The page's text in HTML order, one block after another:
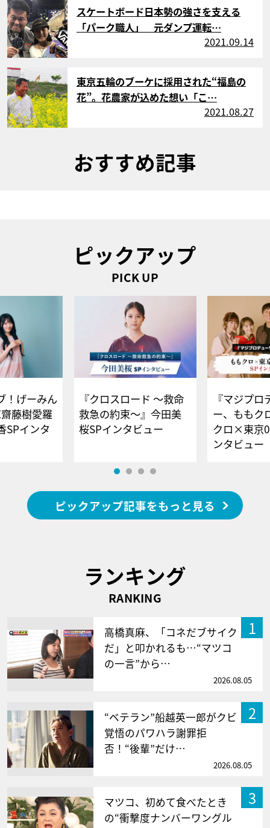
スケートボード日本勢の強さを支える
「パーク職人」 元ダンプ運転…
2021.09.14
東京五輪のブーケに採用された“福島の
花”。花農家が込めた想い「こ…
2021.08.27
おすすめ記事
ピックアップ
PICK UP
！げーみん
藤樹愛羅
SPインタ
『クロスロード ～救命
救急の約束～』今田美
桜SPインタビュー
『マジプロ
ー、ももク
クロ×東京
ンタビュー
ピックアップ記事をもっと見る
ランキング
RANKING
1
高橋真麻、「コネだブサイク
だ」と叩かれるも…“マツコ
の一言”から…
2026.08.05
2
“ベテラン”船越英一郎がクビ
覚悟のパワハラ謝罪拒
否！“後輩”だけ…
2026.08.05
3
マツコ、初めて食べたとき
の“衝撃度ナンバーワングル